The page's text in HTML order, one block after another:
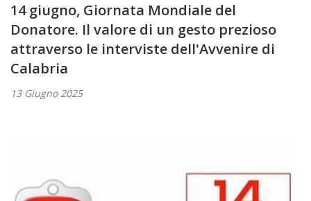
14 giugno, Giornata Mondiale del
Donatore. Il valore di un gesto prezioso
attraverso le interviste dell'Avvenire di
Calabria
13 Giugno 2025